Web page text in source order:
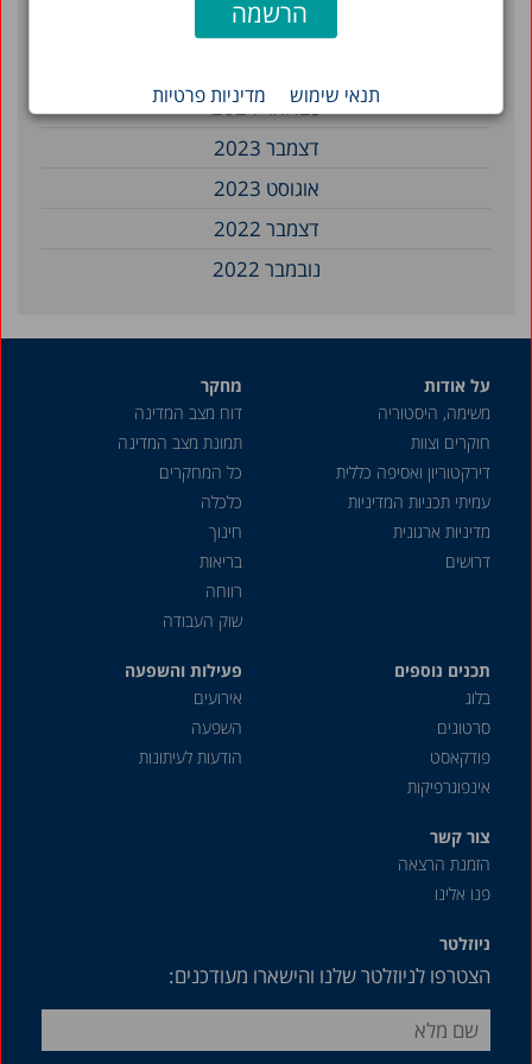
תנאי שימוש מדיניות פרטיות
מאי 2024
פברואר 2024
דצמבר 2023
אוגוסט 2023
דצמבר 2022
נובמבר 2022
על אודות
משימה, היסטוריה
חוקרים וצוות
דירקטוריון ואסיפה כללית
עמיתי תכניות המדיניות
מדיניות ארגונית
דרושים
מחקר
דוח מצב המדינה
תמונת מצב המדינה
כל המחקרים
כלכלה
חינוך
בריאות
רווחה
שוק העבודה
תכנים נוספים
בלוג
סרטונים
פודקאסט
אינפוגרפיקות
פעילות והשפעה
אירועים
השפעה
הודעות לעיתונות
צור קשר
הזמנת הרצאה
פנו אלינו
ניוזלטר
הצטרפו לניוזלטר שלנו והישארו מעודכנים: